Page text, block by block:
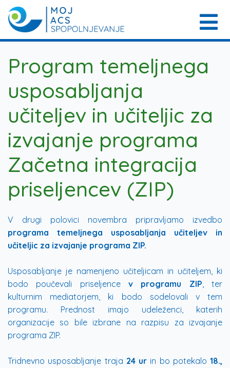
Program temeljnega
usposabljanja
učiteljev in učiteljic za
izvajanje programa
Začetna integracija
priseljencev (ZIP)
V drugi polovici novembra pripravljamo izvedbo
programa
temeljnega usposabljanja učiteljev in
učiteljic za izvajanje programa ZIP.
Usposabljanje je namenjeno učiteljicam in učiteljem, ki
bodo poučevali priseljence v programu ZIP, ter
kulturnim mediatorjem, ki bodo sodelovali v tem
programu. Prednost imajo udeleženci, katerih
organizacije so bile izbrane na razpisu za izvajanje
programa ZIP.
Tridnevno usposabljanje traja 24 ur in bo potekalo 18.,